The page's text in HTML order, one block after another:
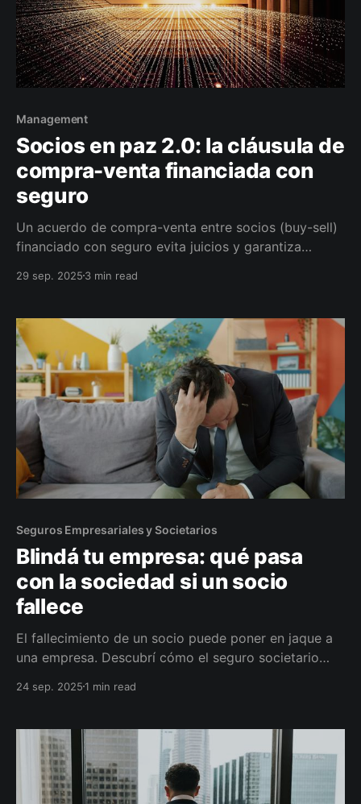
Management
Socios en paz 2.0: la cláusula de
compra-venta financiada con
seguro
Un acuerdo de compra-venta entre socios (buy-sell)
financiado con seguro evita juicios y garantiza
compren la participación del saliente (fallecimiento,
objetivo y cobertura correcta para tu pyme.
29 sep. 2025 3 min read
Seguros Empresariales y Societarios
Blindá tu empresa: qué pasa
con la sociedad si un socio
fallece
El fallecimiento de un socio puede poner en jaque a
una empresa. Descubrí cómo el seguro societario
24 sep. 20251 min read